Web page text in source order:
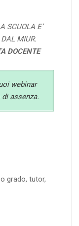
SCUOLA E’
MIUR.
DOCENTE
webinar
assenza.
grado, tutor,